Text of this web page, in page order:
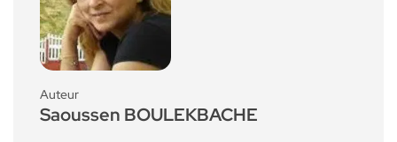
Auteur
Saoussen BOULEKBACHE